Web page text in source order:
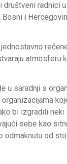
radnici
i
atmosferu
u saradnji s
bi izgradili
sebe kao
od